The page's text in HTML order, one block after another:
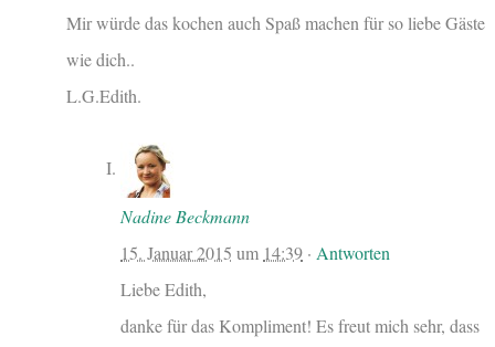
Mir würde das kochen auch Spaß machen für so liebe Gäste
wie dich..
L.G.Edith.
Nadine Beckmann
15. Januar 2015 um 14:39 · Antworten
Liebe Edith,
danke für das Kompliment! Es freut mich sehr, dass